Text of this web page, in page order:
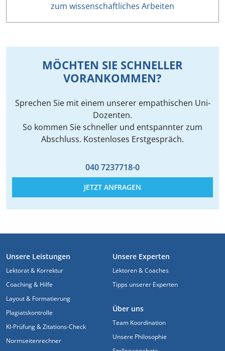
zum wissenschaftliches Arbeiten
MÖCHTEN SIE SCHNELLER
VORANKOMMEN?
Sprechen Sie mit einem unserer empathischen Uni-
Dozenten.
So kommen Sie schneller und entspannter zum
Abschluss. Kostenloses Erstgespräch.
040 7237718-0
JETZT ANFRAGEN
FUSSZEILE
Unsere Leistungen
Lektorat & Korrektur
Coaching & Hilfe
Layout & Formatierung
Plagiatskontrolle
KI-Prüfung & Zitations-Check
Normseitenrechner
Unsere Experten
Lektoren & Coaches
Tipps unserer Experten
Über uns
Team Koordination
Unsere Philosophie